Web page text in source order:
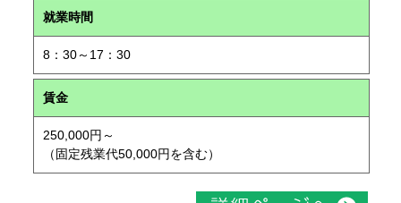
就業時間
8：30～17：30
賃金
250,000円～
（固定残業代50,000円を含む）